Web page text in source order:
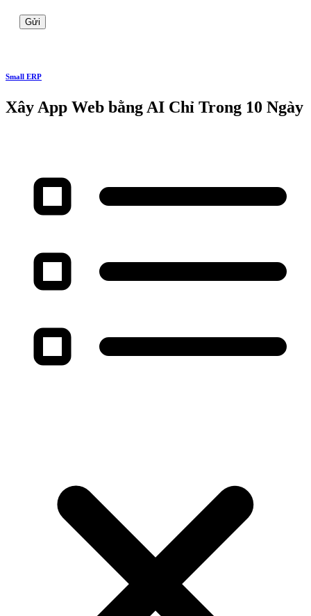
Small ERP
Xây App Web bằng AI Chỉ Trong 10 Ngày